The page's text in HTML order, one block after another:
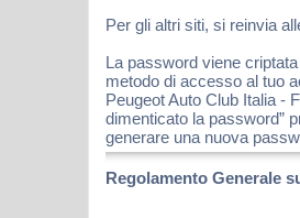
Per gli altri siti, si reinvia
La password viene
metodo di accesso al tuo
Peugeot Auto Club Italia -
dimenticato la password”
generare una nuova
Regolamento Generale